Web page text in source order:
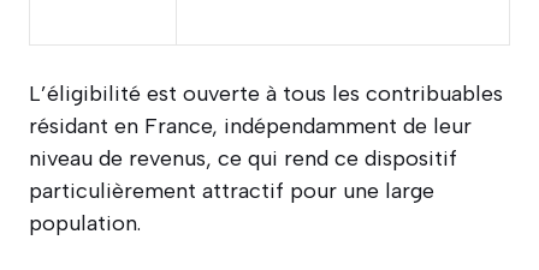
L’éligibilité est ouverte à tous les contribuables
résidant en France, indépendamment de leur
niveau de revenus, ce qui rend ce dispositif
particulièrement attractif pour une large
population.